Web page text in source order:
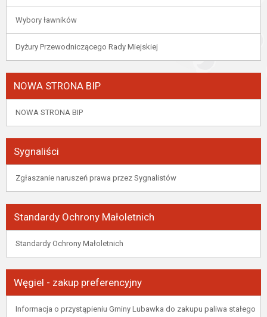
Wybory ławników
Dyżury Przewodniczącego Rady Miejskiej
NOWA STRONA BIP
NOWA STRONA BIP
Sygnaliści
Zgłaszanie naruszeń prawa przez Sygnalistów
Standardy Ochrony Małoletnich
Standardy Ochrony Małoletnich
Węgiel - zakup preferencyjny
Informacja o przystąpieniu Gminy Lubawka do zakupu paliwa stałego